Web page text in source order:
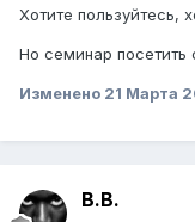
Хотите пользуйтесь,
Но семинар посетить
Изменено 21 Марта
В.В.